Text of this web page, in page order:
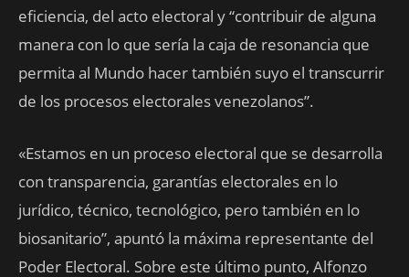
eficiencia, del acto electoral y “contribuir de alguna
manera con lo que sería la caja de resonancia que
permita al Mundo hacer también suyo el transcurrir
de los procesos electorales venezolanos”.
«Estamos en un proceso electoral que se desarrolla
con transparencia, garantías electorales en lo
jurídico, técnico, tecnológico, pero también en lo
biosanitario”, apuntó la máxima representante del
Poder Electoral. Sobre este último punto, Alfonzo